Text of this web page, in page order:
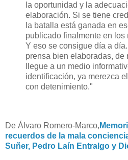
la oportunidad y la
elaboración. Si se tiene
la batalla está ganada en
publicado finalmente en los
Y eso se consigue día a
prensa bien elaboradas, de
llegue a un medio
identificación, ya merezca
con detenimiento."
De Álvaro Romero-Marco,
recuerdos de la mala
Suñer, Pedro Laín Entralgo y